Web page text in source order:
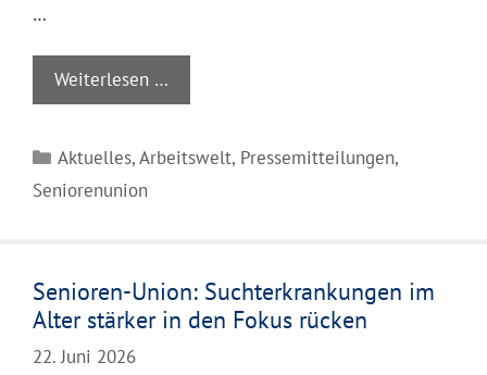
…
Weiterlesen …
Kategorien
Aktuelles,Arbeitswelt, Pressemitteilungen,
Seniorenunion
Senioren-Union: Suchterkrankungen im
Alter stärker in den Fokus rücken
22. Juni 2026